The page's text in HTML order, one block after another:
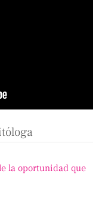
la oportunidad que